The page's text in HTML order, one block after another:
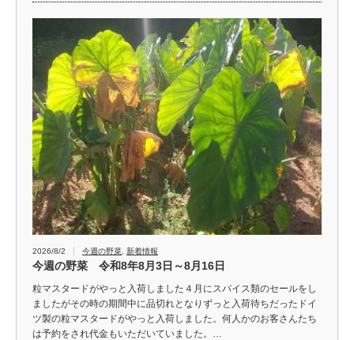
2026/8/2 今週の野菜 新着情報
今週の野菜 令和8年8月3日～8月16日
粒マスタードがやっと入荷しました４月にスパイス類のセールをし
ましたがその時の期間中に品切れとなりずっと入荷待ちだったドイ
ツ製の粒マスタードがやっと入荷しました。何人かのお客さんたち
は予約をされ代金もいただいていました。…